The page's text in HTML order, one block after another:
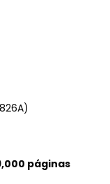
páginas